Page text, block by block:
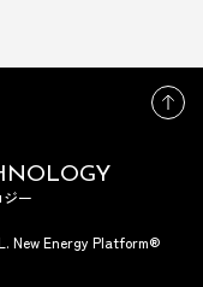
ー
New Energy Platform®